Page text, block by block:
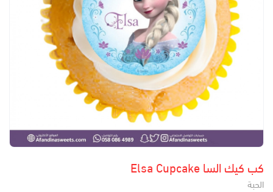
كب كيك السا Elsa Cupcake
الحبة